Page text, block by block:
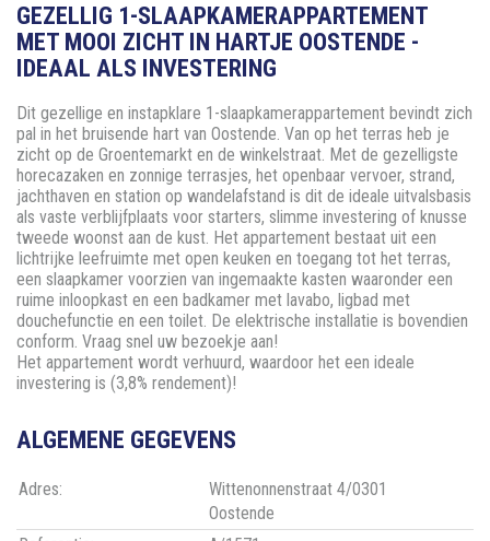
GEZELLIG 1-SLAAPKAMERAPPARTEMENT
MET MOOI ZICHT IN HARTJE OOSTENDE -
IDEAAL ALS INVESTERING
Dit gezellige en instapklare 1-slaapkamerappartement bevindt zich
pal in het bruisende hart van Oostende. Van op het terras heb je
zicht op de Groentemarkt en de winkelstraat. Met de gezelligste
horecazaken en zonnige terrasjes, het openbaar vervoer, strand,
jachthaven en station op wandelafstand is dit de ideale uitvalsbasis
als vaste verblijfplaats voor starters, slimme investering of knusse
tweede woonst aan de kust. Het appartement bestaat uit een
lichtrijke leefruimte met open keuken en toegang tot het terras,
een slaapkamer voorzien van ingemaakte kasten waaronder een
ruime inloopkast en een badkamer met lavabo, ligbad met
douchefunctie en een toilet. De elektrische installatie is bovendien
conform. Vraag snel uw bezoekje aan!
Het appartement wordt verhuurd, waardoor het een ideale
investering is (3,8% rendement)!
ALGEMENE GEGEVENS
Adres:
Wittenonnenstraat 4/0301
Oostende